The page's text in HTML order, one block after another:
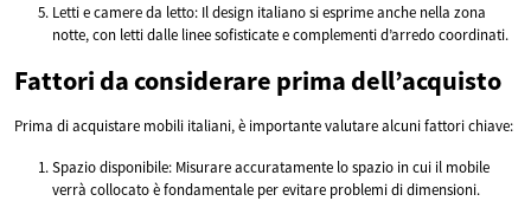
Letti e camere da letto: Il design italiano si esprime anche nella zona
notte, con letti dalle linee sofisticate e complementi d’arredo coordinati.
Fattori da considerare prima dell’acquisto
Prima di acquistare mobili italiani, è importante valutare alcuni fattori chiave:
Spazio disponibile: Misurare accuratamente lo spazio in cui il mobile
verrà collocato è fondamentale per evitare problemi di dimensioni.